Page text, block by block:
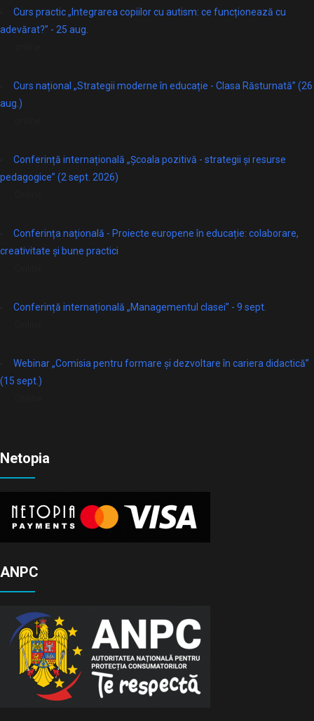
Curs practic „Integrarea copiilor cu autism: ce funcționează cu
adevărat?” - 25 aug.
Curs național „Strategii moderne în educație - Clasa Răsturnată” (26
aug.)
Conferință internațională „Școala pozitivă - strategii și resurse
pedagogice” (2 sept. 2026)
Conferința națională - Proiecte europene în educație: colaborare,
creativitate și bune practici
Conferință internațională „Managementul clasei” - 9 sept.
Webinar „Comisia pentru formare și dezvoltare în cariera didactică”
(15 sept.)
Netopia
ANPC